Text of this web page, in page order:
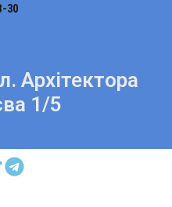
30
Архітектора
1/5